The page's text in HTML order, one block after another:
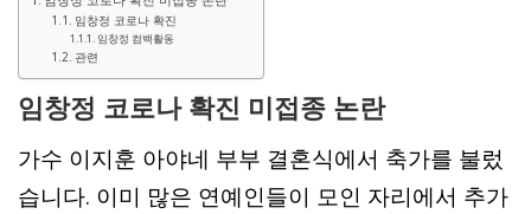
임창정 코로나 확진
임창정 컴백활동
관련
임창정 코로나 확진 미접종 논란
가수 이지훈 아야네 부부 결혼식에서 축가를 불렀
습니다. 이미 많은 연예인들이 모인 자리에서 추가